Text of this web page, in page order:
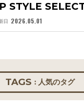
STYLE
日 2026.05.01
TAGS : 人気のタグ